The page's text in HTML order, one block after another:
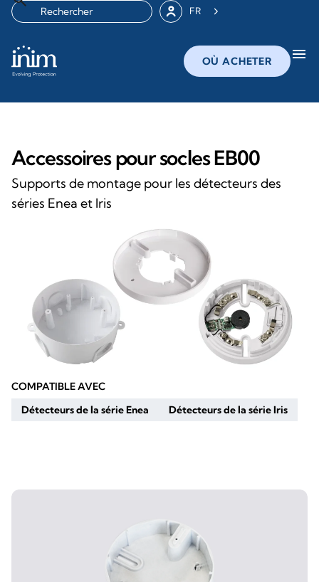
FR
OÙ ACHETER menu
Accessoires pour socles EB00
Supports de montage pour les détecteurs des
séries Enea et Iris
COMPATIBLE AVEC
Détecteurs de la série Enea
Détecteurs de la série Iris